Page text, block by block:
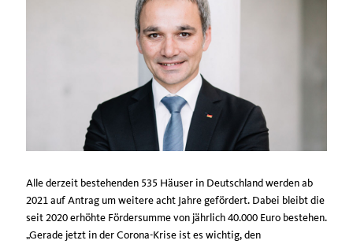
Alle derzeit bestehenden 535 Häuser in Deutschland werden ab
2021 auf Antrag um weitere acht Jahre gefördert. Dabei bleibt die
seit 2020 erhöhte Fördersumme von jährlich 40.000 Euro bestehen.
Gerade jetzt in der Corona-Krise ist es wichtig, den